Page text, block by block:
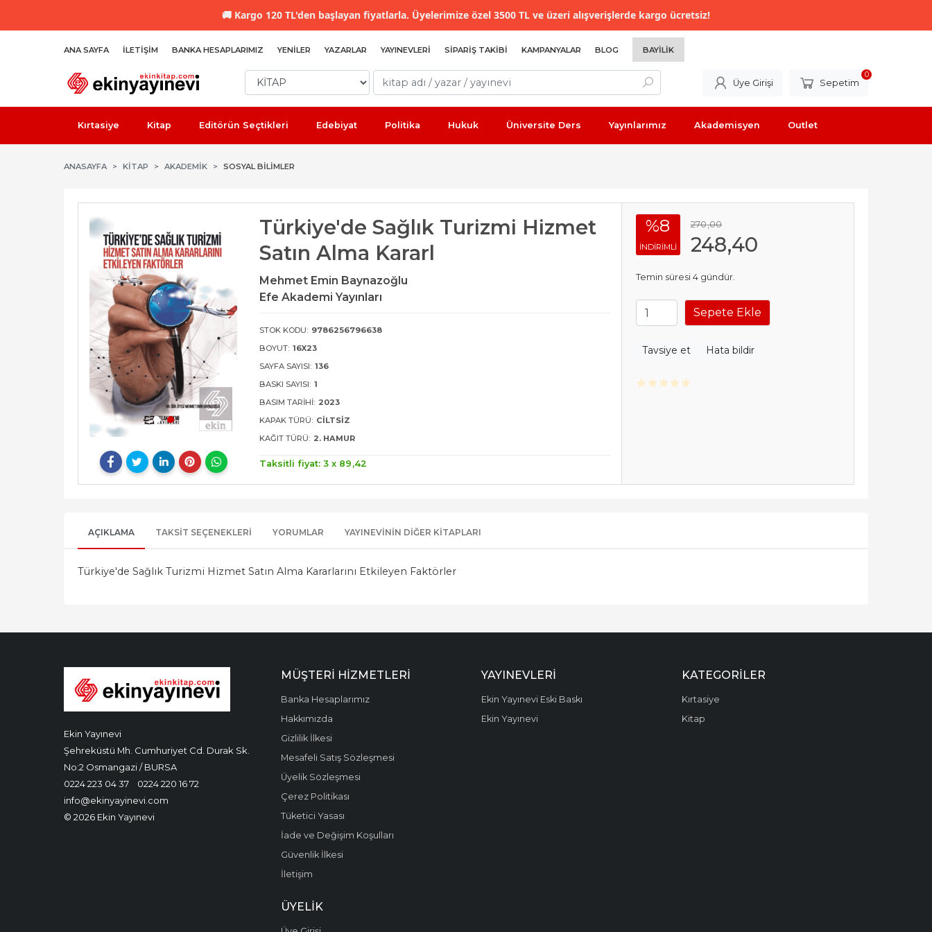
🚚 Kargo 120 TL'den başlayan fiyatlarla. Üyelerimize özel 3500 TL ve üzeri alışverişlerde kargo ücretsiz!
ANA SAYFA İLETIŞIM BANKA HESAPLARIMIZ YENILER YAZARLAR YAYINEVLERI SIPARIŞ TAKIBI KAMPANYALAR BLOG BAYILIK
Üye Girişi Sepetim
0
Kırtasiye Kitap Editörün Seçtikleri Edebiyat Politika Hukuk Üniversite Ders Yayınlarımız Akademisyen Outlet
ANASAYFA KİTAP AKADEMIK SOSYAL BILIMLER
Türkiye'de Sağlık Turizmi Hizmet
Satın Alma Kararl
Mehmet Emin Baynazoğlu
Efe Akademi Yayınları
STOK KODU: 9786256796638
BOYUT: 16X23
SAYFA SAYISI: 136
BASKI SAYISI: 1
BASIM TARIHI: 2023
KAPAK TÜRÜ: CILTSIZ
KAĞIT TÜRÜ: 2. HAMUR
Taksitli fiyat: 3 x 89 ,42
%8
INDIRIMLI
270,00
248,40
Temin süresi 4 gündür.
Sepete Ekle
Tavsiye et Hata bildir
AÇIKLAMA TAKSIT SEÇENEKLERI YORUMLAR YAYINEVININ DIĞER KITAPLARI
Türkiye'de Sağlık Turizmi Hizmet Satın Alma Kararlarını Etkileyen Faktörler
Ekin Yayınevi
Şehreküstü Mh. Cumhuriyet Cd. Durak Sk.
No:2 Osmangazi / BURSA
0224 223 04 37
0224 220 16 72
info@ekinyayinevi.com
© 2026 Ekin Yayınevi
MÜŞTERI HIZMETLERI
Banka Hesaplarımız
Hakkımızda
Gizlilik İlkesi
Mesafeli Satış Sözleşmesi
Üyelik Sözleşmesi
Çerez Politikası
Tüketici Yasası
İade ve Değişim Koşulları
Güvenlik İlkesi
İletişim
YAYINEVLERI
Ekin Yayınevi Eski Baskı
Ekin Yayınevi
KATEGORILER
Kırtasiye
Kitap
ÜYELIK